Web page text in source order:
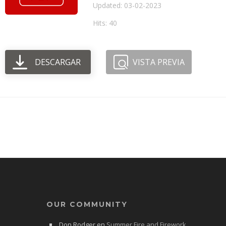
Updated: 03-02-2023
Hits: 40
DESCARGAR VISTA PREVIA
OUR COMMUNITY